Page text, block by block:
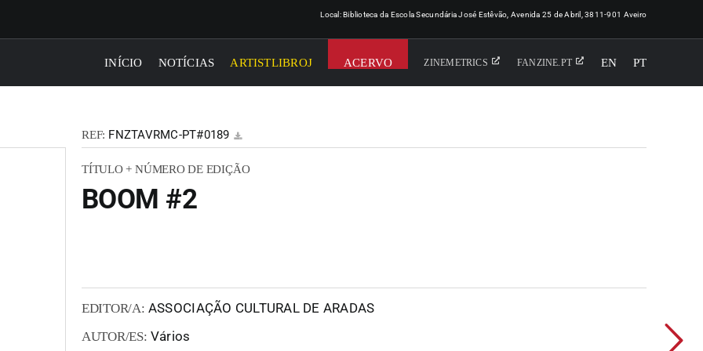
Local: Biblioteca da Escola Secundária José Estêvão, Avenida 25 de Abril, 3811-901 Aveiro
INÍCIO NOTÍCIAS ARTISTLIBROJ ACERVO ZINEMETRICS FANZINE.PT EN PT
REF: FNZTAVRMC-PT#0189
TÍTULO + NÚMERO DE EDIÇÃO
BOOM #2
EDITOR/A: ASSOCIAÇÃO CULTURAL DE ARADAS
AUTOR/ES: Vários